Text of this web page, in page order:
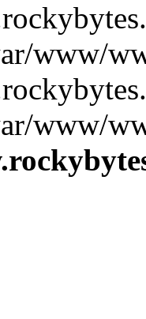
www/
www/